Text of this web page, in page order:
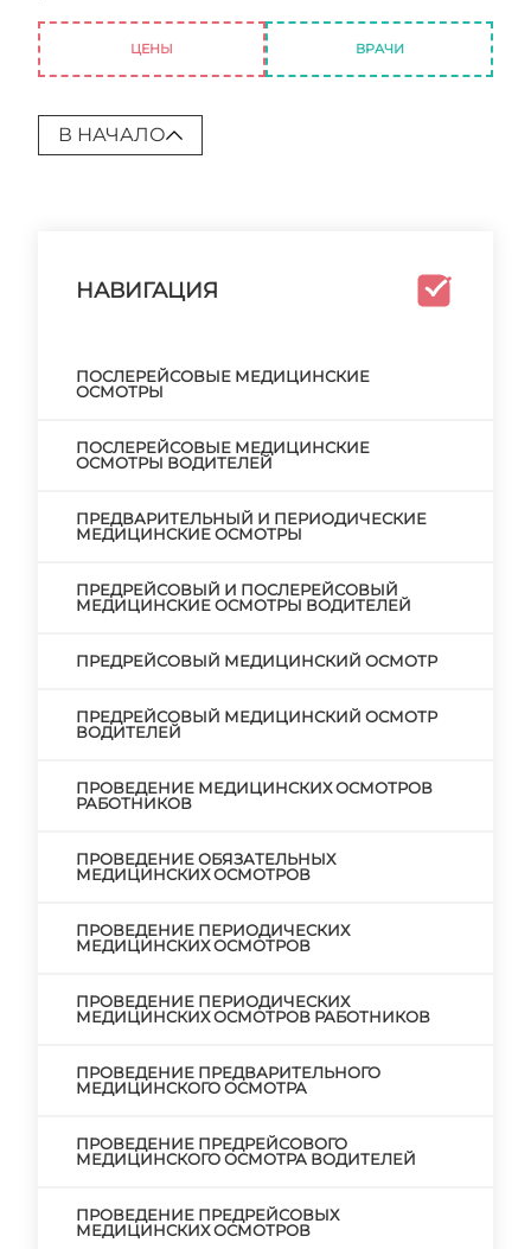
ЦЕНЫ ВРАЧИ
В НАЧАЛО
НАВИГАЦИЯ
ПОСЛЕРЕЙСОВЫЕ МЕДИЦИНСКИЕ
ОСМОТРЫ
ПОСЛЕРЕЙСОВЫЕ МЕДИЦИНСКИЕ
ОСМОТРЫ ВОДИТЕЛЕЙ
ПРЕДВАРИТЕЛЬНЫЙ И ПЕРИОДИЧЕСКИЕ
МЕДИЦИНСКИЕ ОСМОТРЫ
ПРЕДРЕЙСОВЫЙ И ПОСЛЕРЕЙСОВЫЙ
МЕДИЦИНСКИЕ ОСМОТРЫ ВОДИТЕЛЕЙ
ПРЕДРЕЙСОВЫЙ МЕДИЦИНСКИЙ ОСМОТР
ПРЕДРЕЙСОВЫЙ МЕДИЦИНСКИЙ ОСМОТР
ВОДИТЕЛЕЙ
ПРОВЕДЕНИЕ МЕДИЦИНСКИХ ОСМОТРОВ
РАБОТНИКОВ
ПРОВЕДЕНИЕ ОБЯЗАТЕЛЬНЫХ
МЕДИЦИНСКИХ ОСМОТРОВ
ПРОВЕДЕНИЕ ПЕРИОДИЧЕСКИХ
МЕДИЦИНСКИХ ОСМОТРОВ
ПРОВЕДЕНИЕ ПЕРИОДИЧЕСКИХ
МЕДИЦИНСКИХ ОСМОТРОВ РАБОТНИКОВ
ПРОВЕДЕНИЕ ПРЕДВАРИТЕЛЬНОГО
МЕДИЦИНСКОГО ОСМОТРА
ПРОВЕДЕНИЕ ПРЕДРЕЙСОВОГО
МЕДИЦИНСКОГО ОСМОТРА ВОДИТЕЛЕЙ
ПРОВЕДЕНИЕ ПРЕДРЕЙСОВЫХ
МЕДИЦИНСКИХ ОСМОТРОВ